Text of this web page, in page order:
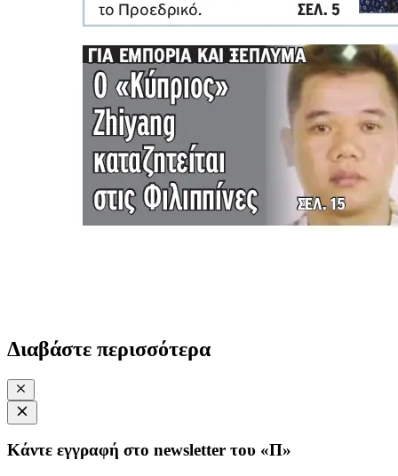
Διαβάστε περισσότερα
Κάντε εγγραφή στο newsletter του «Π»